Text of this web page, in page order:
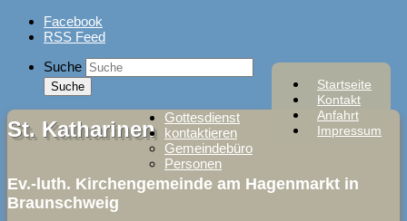
Skip
Facebook
RSS Feed
Startseite
Kontakt
Anfahrt
Impressum
Suche
St. Katharinen
Ev.-luth. Kirchengemeinde am Hagenmarkt in
Braunschweig
Gottesdienst
kontaktieren
Gemeindebüro
Personen